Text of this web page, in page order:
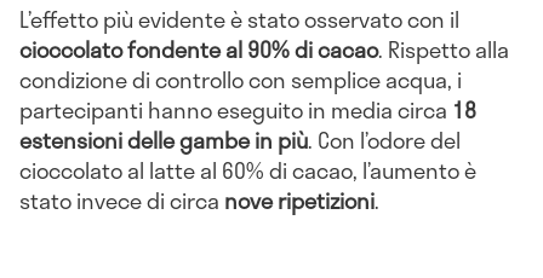
L’effetto più evidente è stato osservato con il
cioccolato fondente al 90% di cacao. Rispetto alla
condizione di controllo con semplice acqua, i
partecipanti hanno eseguito in media circa 18
estensioni delle gambe in più. Con l’odore del
cioccolato al latte al 60% di cacao, l’aumento è
stato invece di circa nove ripetizioni.